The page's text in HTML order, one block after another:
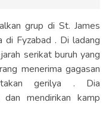
grup di St. James
di Fyzabad . Di ladang
serikat buruh yang
menerima gagasan
gerilya . Dia
mendirikan kamp